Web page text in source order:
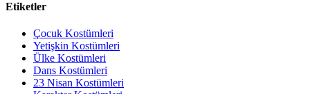
Etiketler
Çocuk Kostümleri
Yetişkin Kostümleri
Ülke Kostümleri
Dans Kostümleri
23 Nisan Kostümleri